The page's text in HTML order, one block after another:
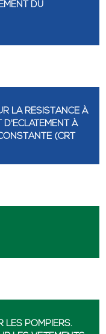
DU
LA RÉSISTANCE À
D'ÉCLATEMENT À
(CRT
LES POMPIERS.